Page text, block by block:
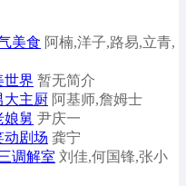
美食 阿楠,洋子,路易,立青,
世界 暂无简介
大主厨 阿基师,詹姆士
娘舅 尹庆一
动剧场 龚宁
调解室 刘佳,何国锋,张小